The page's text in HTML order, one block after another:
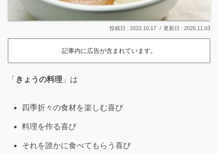
2022.10.17 2025.11.03
記事内に広告が含まれています。
「 きょうの料理 」は
四季折々の食材を楽しむ喜び
料理を作る喜び
それを誰かに食べてもらう喜び